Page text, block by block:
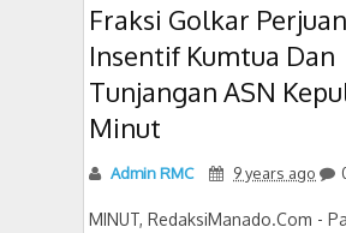
Fraksi Golkar
Insentif Kumtua Dan
Tunjangan ASN
Minut
Admin RMC 9 years ago
MINUT, RedaksiManado.Com -